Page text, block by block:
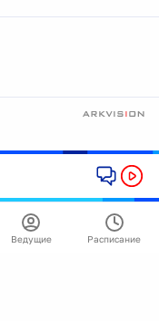
Ведущие Расписание